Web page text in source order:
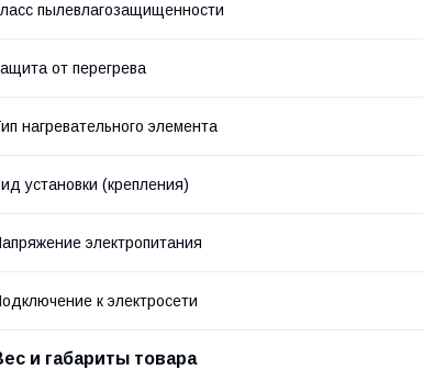
пылевлагозащищенности
от перегрева
нагревательного элемента
установки (крепления)
электропитания
к электросети
и габариты товара